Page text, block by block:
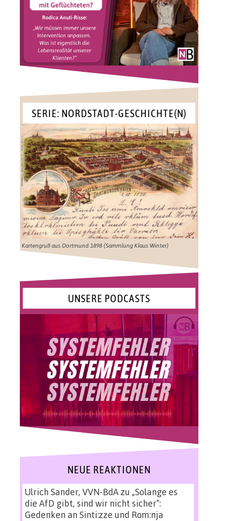
SERIE: NORDSTADT-GESCHICHTE(N)
Kartengruß aus Dortmund 1898 (Sammlung Klaus Winter)
UNSERE PODCASTS
NEUE REAKTIONEN
Ulrich Sander, VVN-BdAzu „Solange es
die AfD gibt, sind wir nicht sicher“:
Gedenken an Sinti:zze und Rom:nja